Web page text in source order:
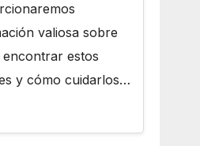
valiosa sobre
encontrar estos
y cómo cuidarlos…